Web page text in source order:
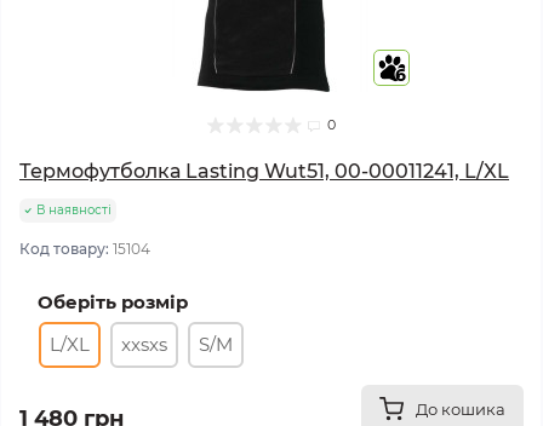
6
0
Термофутболка Lasting Wut51, 00-00011241, L/XL
В наявності
Код товару: 15104
Оберіть розмір
L/XL
xxsxs S/M
1 480 грн До кошика